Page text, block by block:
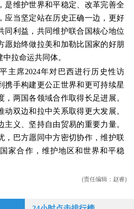
是维护世界和平稳定、改革完善全
应当坚定站在历史正确一边，更好
同利益，共同维护联合国核心地位
愿始终做拉美和加勒比国家的好朋
拉命运共同体。
主席2024年对巴西进行历史性访
携手构建更公正世界和更可持续星
，两国各领域合作取得长足进展。
动双边和拉中关系取得更大发展。
主义、坚持自由贸易的重要力量。
，巴方愿同中方密切协作，维护联
家合作，维护地区和世界和平稳
(责任编辑：赵睿)